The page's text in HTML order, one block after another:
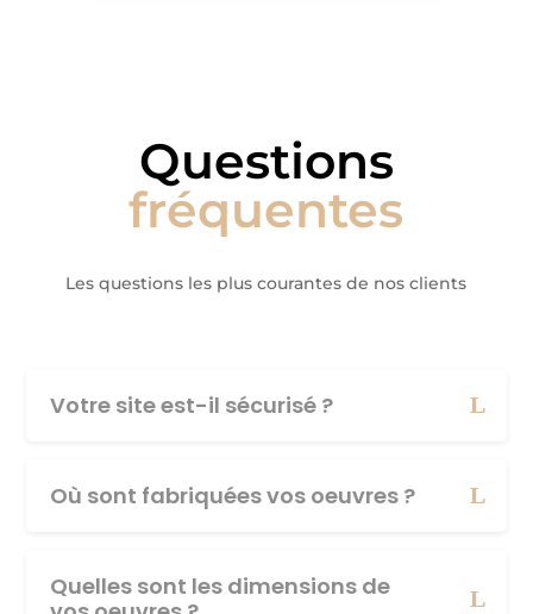
Questions
fréquentes
Les questions les plus courantes de nos clients
Votre site est-il sécurisé ?
Où sont fabriquées vos oeuvres ?
Quelles sont les dimensions de